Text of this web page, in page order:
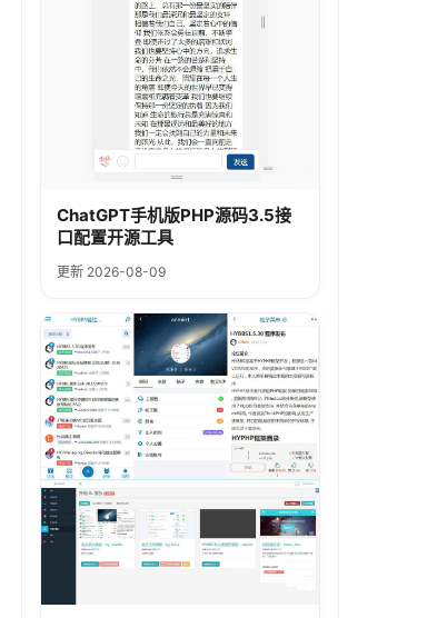
ChatGPT手机版PHP源码3.5接
口配置开源工具
更新 2026-08-09